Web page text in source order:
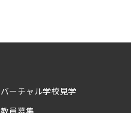
バーチャル学校見学
教員募集